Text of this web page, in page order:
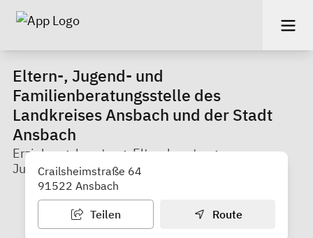
Eltern-, Jugend- und
Familienberatungsstelle des
Landkreises Ansbach und der Stadt
Ansbach
Erziehungsberatung, Elternberatung,
Jugendberatung, Familienberatung, Beratung
Crailsheimstraße 64
91522 Ansbach
Teilen Route